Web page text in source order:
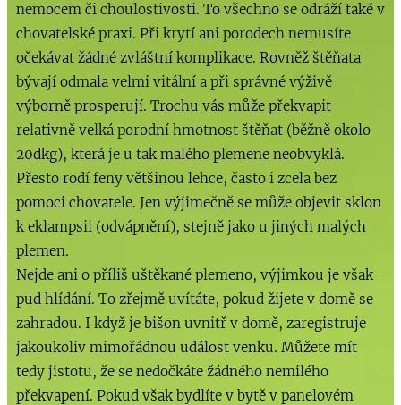
nemocem či choulostivosti. To všechno se odráží také v
chovatelské praxi. Při krytí ani porodech nemusíte
očekávat žádné zvláštní komplikace. Rovněž štěňata
bývají odmala velmi vitální a při správné výživě
výborně prosperují. Trochu vás může překvapit
relativně velká porodní hmotnost štěňat (běžně okolo
20dkg), která je u tak malého plemene neobvyklá.
Přesto rodí feny většinou lehce, často i zcela bez
pomoci chovatele. Jen výjimečně se může objevit sklon
k eklampsii (odvápnění), stejně jako u jiných malých
plemen.
Nejde ani o příliš uštěkané plemeno, výjimkou je však
pud hlídání. To zřejmě uvítáte, pokud žijete v domě se
zahradou. I když je bišon uvnitř v domě, zaregistruje
jakoukoliv mimořádnou událost venku. Můžete mít
tedy jistotu, že se nedočkáte žádného nemilého
překvapení. Pokud však bydlíte v bytě v panelovém